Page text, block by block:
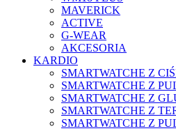
MAVERICK
ACTIVE
G-WEAR
AKCESORIA
KARDIO
SMARTWATCHE Z
SMARTWATCHE Z
SMARTWATCHE Z
SMARTWATCHE Z
SMARTWATCHE Z